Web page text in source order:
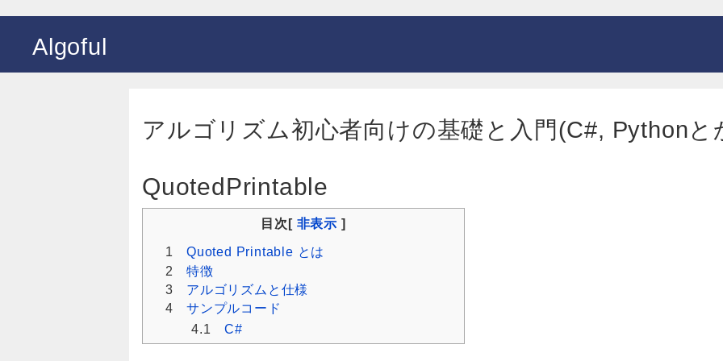
Algoful
アルゴリズム初心者向けの基礎と入門(C#, Pythonと
QuotedPrintable
目次[ 非表示 ]
1
Quoted Printable とは
2
特徴
3
アルゴリズムと仕様
4
サンプルコード
4.1
C#